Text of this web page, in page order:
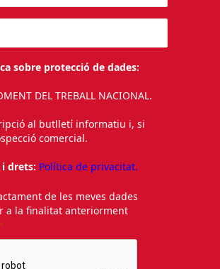
sobre protecció de dades:
DEL TREBALL NACIONAL.
al butlletí informatiu i, si
comercial.
drets: Política de privacitat.
de les meves dades
a la finalitat anteriorment